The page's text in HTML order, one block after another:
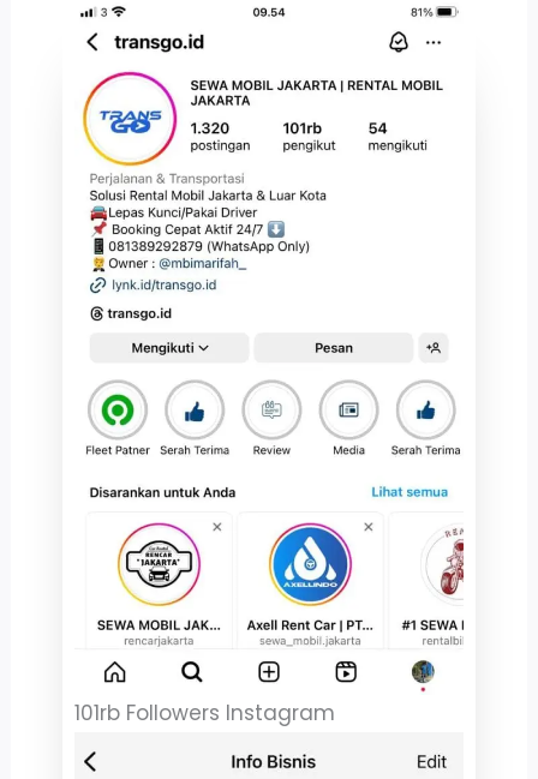
101rb Followers Instagram